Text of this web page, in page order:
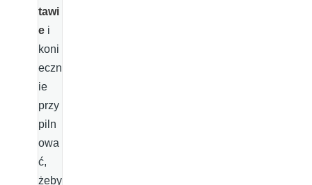
tawi
e i
koni
eczn
ie
przy
piln
owa
ć,
żeby